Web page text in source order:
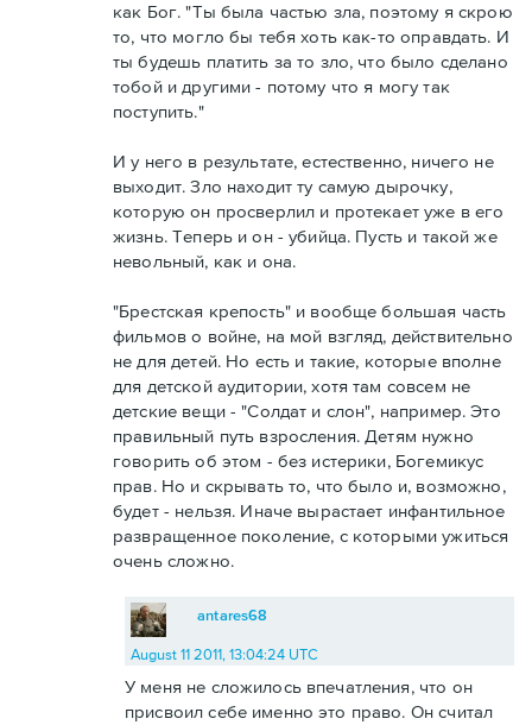
как Бог. "Ты была частью зла, поэтому я скрою
то, что могло бы тебя хоть как-то оправдать. И
ты будешь платить за то зло, что было сделано
тобой и другими - потому что я могу так
поступить."
И у него в результате, естественно, ничего не
выходит. Зло находит ту самую дырочку,
которую он просверлил и протекает уже в его
жизнь. Теперь и он - убийца. Пусть и такой же
невольный, как и она.
"Брестская крепость" и вообще большая часть
фильмов о войне, на мой взгляд, действительно
не для детей. Но есть и такие, которые вполне
для детской аудитории, хотя там совсем не
детские вещи - "Солдат и слон", например. Это
правильный путь взросления. Детям нужно
говорить об этом - без истерики, Богемикус
прав. Но и скрывать то, что было и, возможно,
будет - нельзя. Иначе вырастает инфантильное
развращенное поколение, с которыми ужиться
очень сложно.
antares68
August 11 2011, 13:04:24 UTC
У меня не сложилось впечатления, что он
присвоил себе именно это право. Он считал